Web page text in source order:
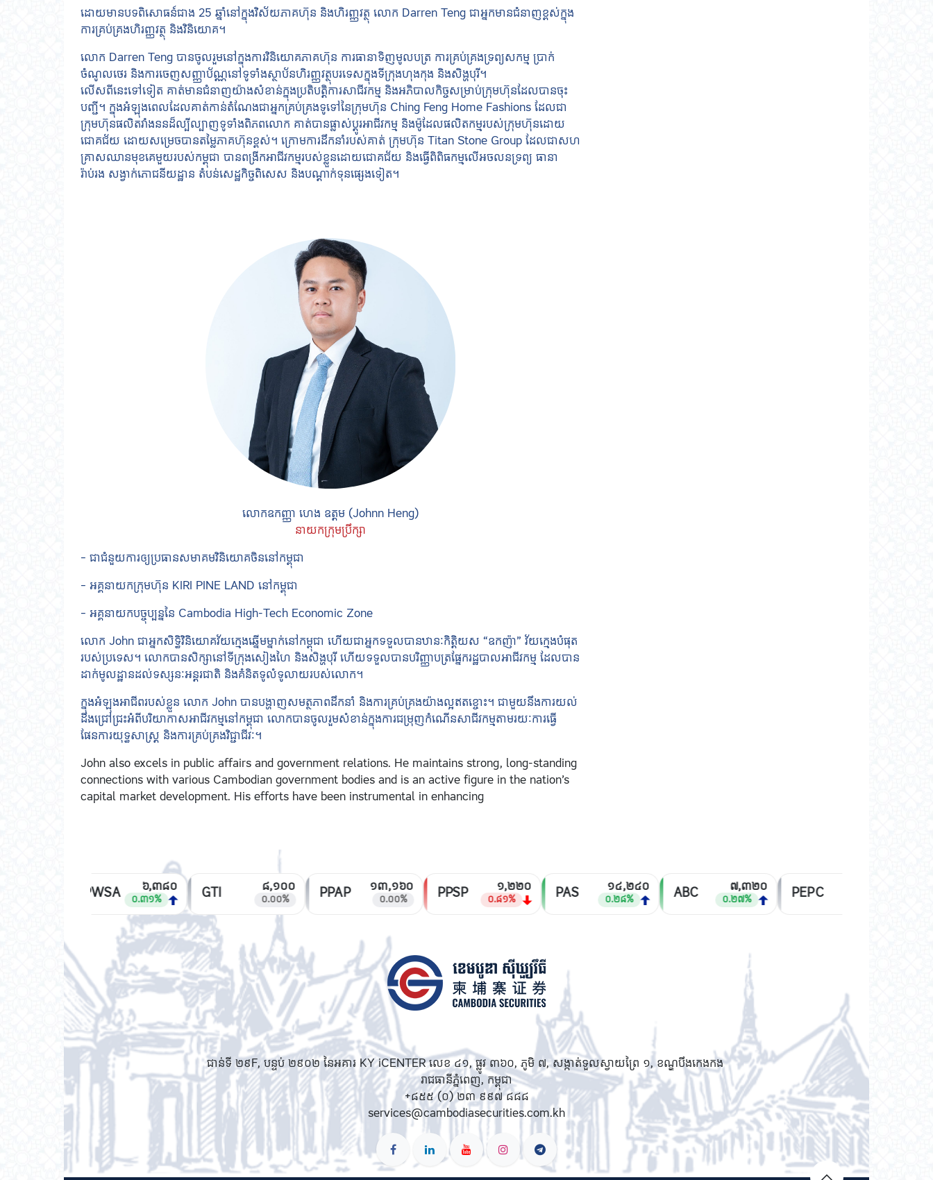
ដោយមានបទពិសោធន៍ជាង 25 ឆ្នាំនៅក្នុងវិស័យភាគហ៊ុន និងហិរញ្ញវត្ថុ លោក Darren Teng ជាអ្នកមានជំនាញខ្ពស់ក្នុង
ការគ្រប់គ្រងហិរញ្ញវត្ថុ និងវិនិយោគ។
លោក Darren Teng បានចូលរួមនៅក្នុងការវិនិយោគភាគហ៊ុន ការធានាទិញមូលបត្រ ការគ្រប់គ្រងទ្រព្យសកម្ម ប្រាក់
ចំណូលថេរ និងការចេញសញ្ញាប័ណ្ណនៅទូទាំងស្ថាប័នហិរញ្ញវត្ថុបរទេសក្នុងទីក្រុងហុងកុង និងសិង្ហបុរី។
លើសពីនេះទៅទៀត គាត់មានជំនាញយ៉ាងសំខាន់ក្នុងប្រតិបត្តិការសាជីវកម្ម និងអភិបាលកិច្ចសម្រាប់ក្រុមហ៊ុនដែលបានចុះ
បញ្ជី។ ក្នុងអំឡុងពេលដែលគាត់កាន់តំណែងជាអ្នកគ្រប់គ្រងទូទៅនៃក្រុមហ៊ុន Ching Feng Home Fashions ដែលជា
ក្រុមហ៊ុនផលិតវាំងននដ៏ល្បីល្បាញទូទាំងពិភពលោក គាត់បានផ្លាស់ប្តូរអាជីវកម្ម និងម៉ូដែលផលិតកម្មរបស់ក្រុមហ៊ុនដោយ
ជោគជ័យ ដោយសម្រេចបានតម្លៃភាគហ៊ុនខ្ពស់។ ក្រោមការដឹកនាំរបស់គាត់ ក្រុមហ៊ុន Titan Stone Group ដែលជាសហ
គ្រាសឈានមុខគេមួយរបស់កម្ពុជា បានពង្រីកអាជីវកម្មរបស់ខ្លួនដោយជោគជ័យ និងធ្វើពិពិធកម្មលើអចលនទ្រព្យ ធានា
រ៉ាប់រង សង្វាក់ភោជនីយដ្ឋាន តំបន់សេដ្ឋកិច្ចពិសេស និងបណ្តាក់ទុនផ្សេងទៀត។
លោកឧកញ្ញា ហេង ឧត្តម (Johnn Heng)
នាយកក្រុមប្រឹក្សា
– ជាជំនួយការឲ្យប្រធានសមាគមវិនិយោគចិននៅកម្ពុជា
– អគ្គនាយកក្រុមហ៊ុន KIRI PINE LAND នៅកម្ពុជា
– អគ្គនាយកបច្ចុប្បន្ននៃ Cambodia High-Tech Economic Zone
លោក John ជាអ្នកសិទ្ធិវិនិយោគវ័យក្មេងឆ្នើមម្នាក់នៅកម្ពុជា ហើយជាអ្នកទទួលបានឋានៈកិត្តិយស “ឧកញ៉ា” វ័យក្មេងបំផុត
របស់ប្រទេស។ លោកបានសិក្សានៅទីក្រុងសៀងហៃ និងសិង្ហបុរី ហើយទទួលបានបរិញ្ញាបត្រផ្នែករដ្ឋបាលអាជីវកម្ម ដែលបាន
ដាក់មូលដ្ឋានដល់ទស្សនៈអន្តរជាតិ និងគំនិតទូលំទូលាយរបស់លោក។
ក្នុងអំឡុងអាជីពរបស់ខ្លួន លោក John បានបង្ហាញសមត្ថភាពដឹកនាំ និងការគ្រប់គ្រងយ៉ាងល្អឥតខ្ចោះ។ ជាមួយនឹងការយល់
ដឹងជ្រៅជ្រះអំពីបរិយាកាសអាជីវកម្មនៅកម្ពុជា លោកបានចូលរួមសំខាន់ក្នុងការជម្រុញកំណើនសាជីវកម្មតាមរយៈការធ្វើ
ផែនការយុទ្ធសាស្រ្ត និងការគ្រប់គ្រងវិជ្ជាជីវៈ។
John also excels in public affairs and government relations. He maintains strong, long-standing
connections with various Cambodian government bodies and is an active figure in the nation’s
capital market development. His efforts have been instrumental in enhancing
PWSA ៦,៣៨០
០.៣១% GTI ៨,១០០
០.០០% PPAP ១៣,១៦០
០.០០% PPSP ១,២២០
០.៨១% PAS ១៤,២៤០
០.២៨% ABC ៧,៣២០
០.២៧% PEPC
ជាន់ទី ២៩F, បន្ទប់ ២៩០២ នៃអគារ KY iCENTER លេខ ៤១, ផ្លូវ ៣៦០, ភូមិ ៧, សង្កាត់ទួលស្វាយព្រៃ ១, ខណ្ឌបឹងកេងកង
រាជធានីភ្នំពេញ, កម្ពុជា
+៨៥៥ (០) ២៣ ៩៩៧ ៨៨៨
services@cambodiasecurities.com.kh